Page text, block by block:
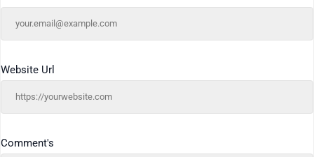
Comment's
Website Url